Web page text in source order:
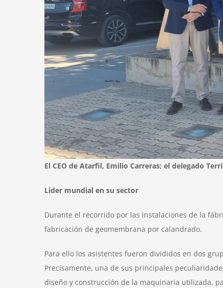
El CEO de Atarfil, Emilio Carreras; el delegado
Líder mundial en su sector
Durante el recorrido por las instalaciones de la
fabricación de geomembrana por calandrado.
Para ello los asistentes fueron divididos en dos
Precisamente, una de sus principales
diseño y construcción de la maquinaria utilizada,